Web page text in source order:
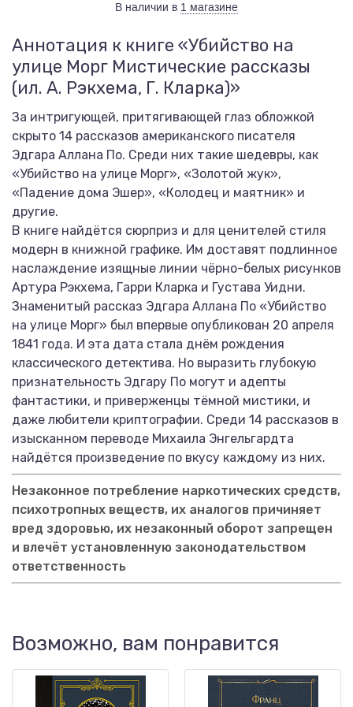
В наличии в 1 магазине
Аннотация к книге «Убийство на
улице Морг Мистические рассказы
(ил. А. Рэкхема, Г. Кларка)»
За интригующей, притягивающей глаз обложкой
скрыто 14 рассказов американского писателя
Эдгара Аллана По. Среди них такие шедевры, как
«Убийство на улице Морг», «Золотой жук»,
«Падение дома Эшер», «Колодец и маятник» и
другие.
В книге найдётся сюрприз и для ценителей стиля
модерн в книжной графике. Им доставят подлинное
наслаждение изящные линии чёрно-белых рисунков
Артура Рэкхема, Гарри Кларка и Густава Уидни.
Знаменитый рассказ Эдгара Аллана По «Убийство
на улице Морг» был впервые опубликован 20 апреля
1841 года. И эта дата стала днём рождения
классического детектива. Но выразить глубокую
признательность Эдгару По могут и адепты
фантастики, и приверженцы тёмной мистики, и
даже любители криптографии. Среди 14 рассказов в
изысканном переводе Михаила Энгельгардта
найдётся произведение по вкусу каждому из них.
Незаконное потребление наркотических средств,
психотропных веществ, их аналогов причиняет
вред здоровью, их незаконный оборот запрещен
и влечёт установленную законодательством
ответственность
Возможно, вам понравится